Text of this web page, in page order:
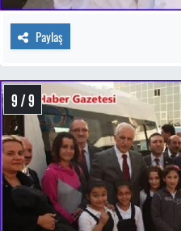
Paylaş
9 / 9